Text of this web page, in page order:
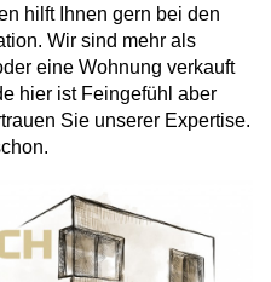
hilft Ihnen gern bei den
Wir sind mehr als
eine Wohnung verkauft
hier ist Feingefühl aber
Sie unserer Expertise.